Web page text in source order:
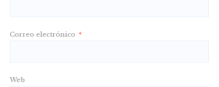
Correo electrónico *
Web